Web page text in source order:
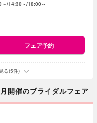
～ 14:30～ 18:00～
フェア予約
る(5件)
催のブライダルフェア